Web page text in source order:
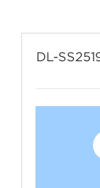
DL-